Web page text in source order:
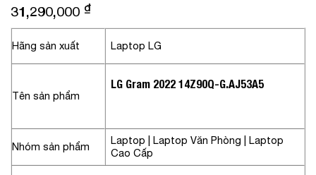
31,290,000 ₫
Hãng sản xuất Laptop LG
Tên sản phẩm
LG Gram 2022 14Z90Q-G.AJ53A5
Nhóm sản phẩm
Laptop Laptop Văn Phòng
Laptop
Cao Cấp